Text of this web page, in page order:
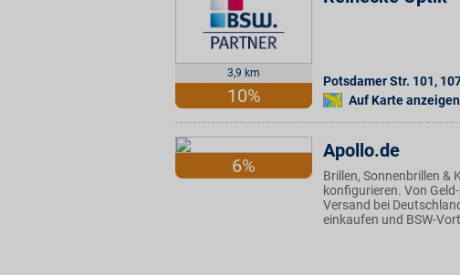
3,9 km
10%
Potsdamer Str. 101,
Auf Karte anzeigen
6%
Apollo.de
Brillen, Sonnenbrillen &
konfigurieren. Von
Versand bei
einkaufen und BSW-